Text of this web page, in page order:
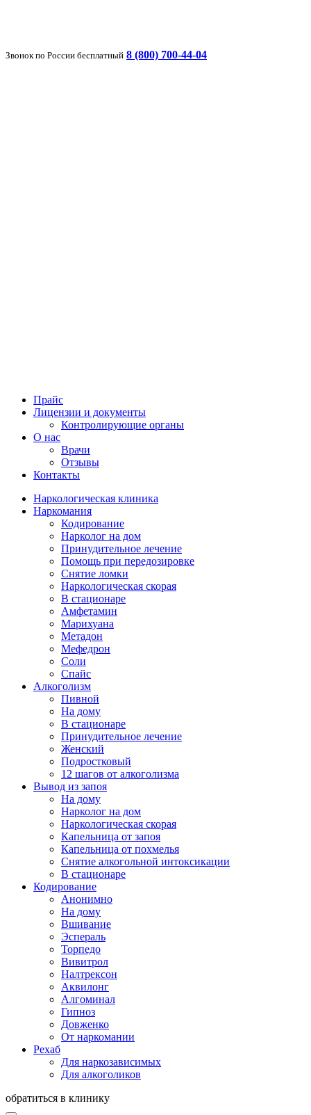
Звонок по России бесплатный 8 (800) 700-44-04
Прайс
Лицензии и документы
Контролирующие органы
О нас
Врачи
Отзывы
Контакты
Наркологическая клиника
Наркомания
Кодирование
Нарколог на дом
Принудительное лечение
Помощь при передозировке
Снятие ломки
Наркологическая скорая
В стационаре
Амфетамин
Марихуана
Метадон
Мефедрон
Соли
Спайс
Алкоголизм
Пивной
На дому
В стационаре
Принудительное лечение
Женский
Подростковый
12 шагов от алкоголизма
Вывод из запоя
На дому
Нарколог на дом
Наркологическая скорая
Капельница от запоя
Капельница от похмелья
Снятие алкогольной интоксикации
В стационаре
Кодирование
Анонимно
На дому
Вшивание
Эспераль
Торпедо
Вивитрол
Налтрексон
Аквилонг
Алгоминал
Гипноз
Довженко
От наркомании
Рехаб
Для наркозависимых
Для алкоголиков
обратиться в клинику